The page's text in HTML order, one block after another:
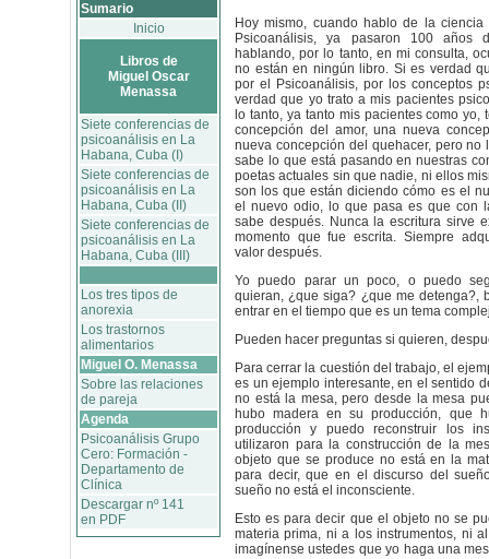
Sumario
Inicio
Libros de
Miguel Oscar
Menassa
Siete conferencias de
psicoanálisis en La
Habana, Cuba (I)
Siete conferencias de
psicoanálisis en La
Habana, Cuba (II)
Siete conferencias de
psicoanálisis en La
Habana, Cuba (III)
Los tres tipos de
anorexia
Los trastornos
alimentarios
Miguel O. Menassa
Sobre las relaciones
de pareja
Agenda
Psicoanálisis Grupo
Cero: Formación -
Departamento de
Clínica
Descargar nº 141
en PDF
Hoy mismo, cuando hablo de la
Psicoanálisis, ya pasaron 100 años
hablando, por lo tanto, en mi consulta,
no están en ningún libro. Si es verdad
por el Psicoanálisis, por los conceptos
verdad que yo trato a mis pacientes
lo tanto, ya tanto mis pacientes como yo,
concepción del amor, una nueva
nueva concepción del quehacer, pero no
sabe lo que está pasando en nuestras
poetas actuales sin que nadie, ni ellos
son los que están diciendo cómo es el
el nuevo odio, lo que pasa es que con
sabe después. Nunca la escritura sirve
momento que fue escrita. Siempre
valor después.
Yo puedo parar un poco, o puedo
quieran, ¿que siga? ¿que me detenga?,
entrar en el tiempo que es un tema
Pueden hacer preguntas si quieren,
Para cerrar la cuestión del trabajo, el
es un ejemplo interesante, en el sentido
no está la mesa, pero desde la mesa
hubo madera en su producción, que
producción y puedo reconstruir los
utilizaron para la construcción de la
objeto que se produce no está en la
para decir, que en el discurso del
sueño no está el inconsciente.
Esto es para decir que el objeto no se
materia prima, ni a los instrumentos, ni
imagínense ustedes que yo haga una